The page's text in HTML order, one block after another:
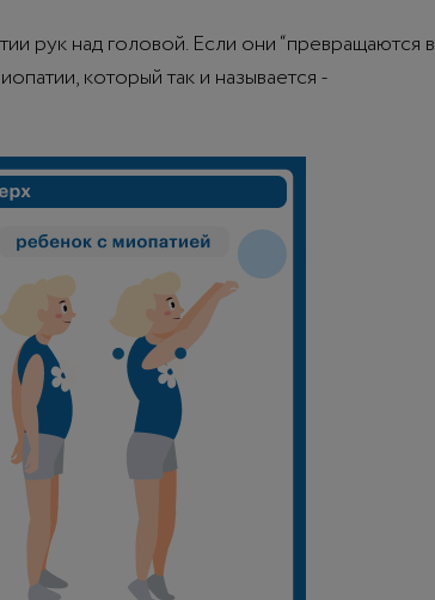
рук над головой. Если они “превращаются в
который так и называется -